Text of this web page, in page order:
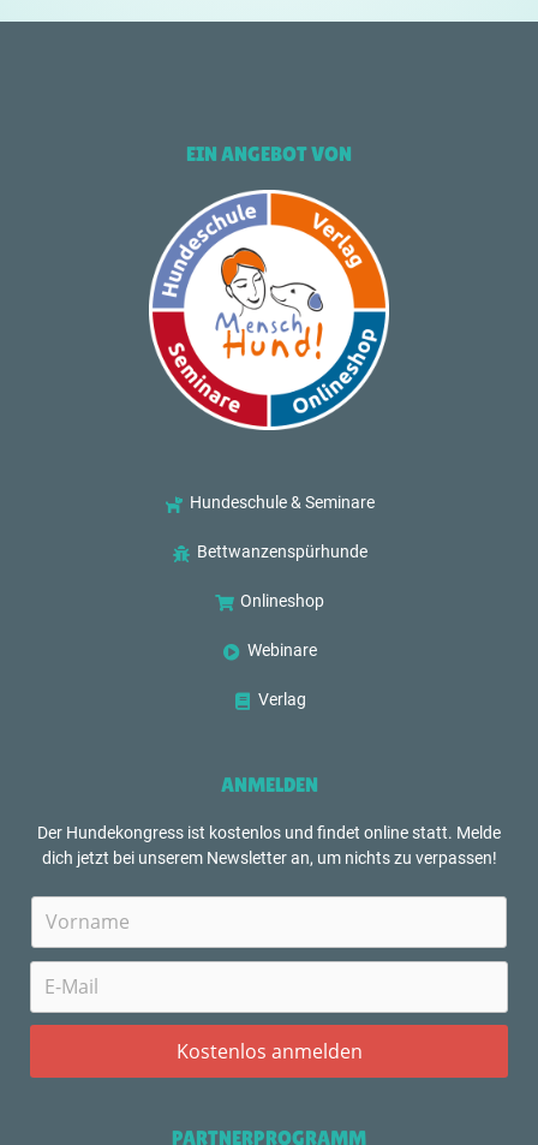
EIN ANGEBOT VON
Hundeschule & Seminare
Bettwanzenspürhunde
Onlineshop
Webinare
Verlag
ANMELDEN
Der Hundekongress ist kostenlos und findet online statt. Melde
dich jetzt bei unserem Newsletter an, um nichts zu verpassen!
PARTNERPROGRAMM